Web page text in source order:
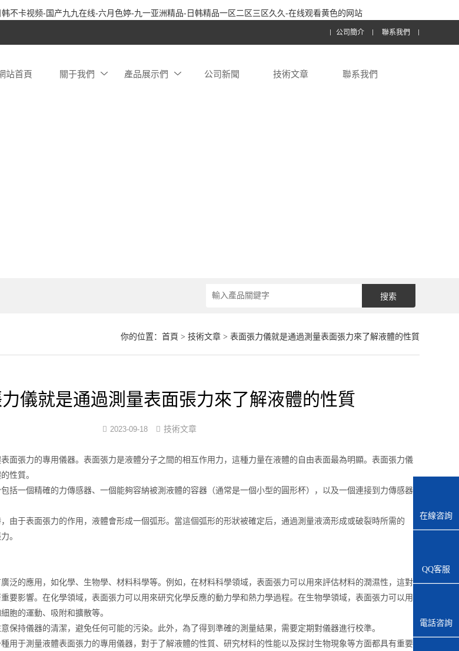
卡视频-国产九九在线-六月色婷-九一亚洲精品-日韩精品一区二区三区久久-在线观看黄色的网站
公司簡介 聯系我們
站首頁 關于我們 產品展示們 公司新聞 技術文章 聯系我們
你的位置： 首頁 > 技術文章> 表面張力儀就是通過測量表面張力來了解液體的性質
儀就是通過測量表面張力來了解液體的性質
2023-09-18 技術文章
張力的專用儀器。表面張力是液體分子之間的相互作用力，這種力量在液體的自由表面最為明顯。表面張力儀
性質。
一個精確的力傳感器、一個能夠容納被測液體的容器（通常是一個小型的圓形杯），以及一個連接到力傳感器
于表面張力的作用，液體會形成一個弧形。當這個弧形的形狀被確定后，通過測量液滴形成或破裂時所需的
。
的應用，如化學、生物學、材料科學等。例如，在材料科學領域，表面張力可以用來評估材料的潤濕性，這對
要影響。在化學領域，表面張力可以用來研究化學反應的動力學和熱力學過程。在生物學領域，表面張力可以用
胞的運動、吸附和擴散等。
持儀器的清潔，避免任何可能的污染。此外，為了得到準確的測量結果，需要定期對儀器進行校準。
于測量液體表面張力的專用儀器，對于了解液體的性質、研究材料的性能以及探討生物現象等方面都具有重要
在線咨詢
QQ客服
電話咨詢